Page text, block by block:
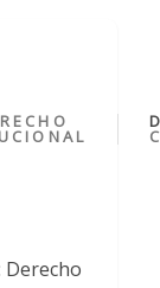
Derecho